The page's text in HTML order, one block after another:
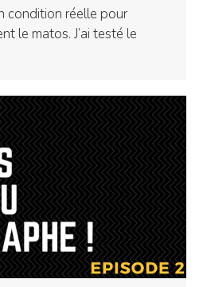
condition réelle pour
le matos. J’ai testé le